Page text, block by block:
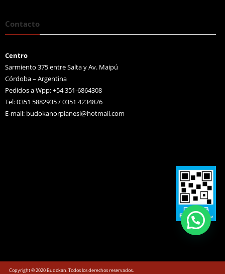
Contacto
Centro
Sarmiento 375 entre Salta y Av. Maipú
Córdoba – Argentina
Pedidos a Wpp: +54 351-6864308
Tel: 0351 5882935 / 0351 4234876
E-mail: budokanorpianesi@hotmail.com
Copyright © 2020 Budokan. Todos los derechos reservados.